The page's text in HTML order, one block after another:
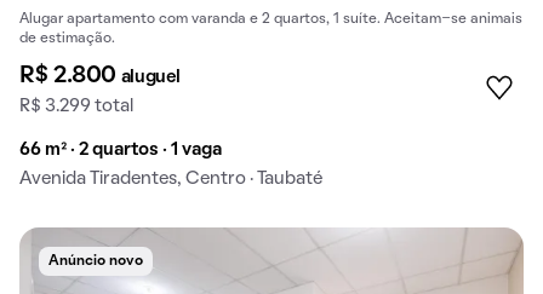
Alugar apartamento com varanda e 2 quartos, 1 suíte. Aceitam-se animais
de estimação.
R$ 2.800 aluguel
R$ 3.299 total
66 m² · 2 quartos · 1 vaga
Avenida Tiradentes, Centro · Taubaté
Anúncio novo